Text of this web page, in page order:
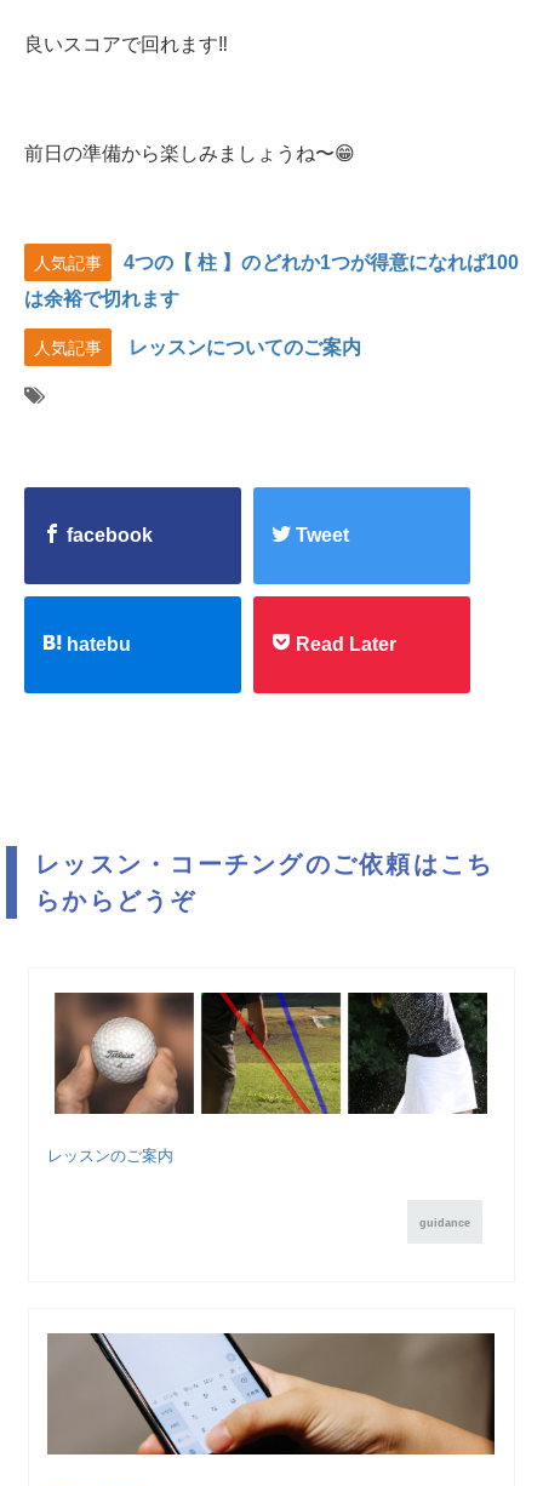
良いスコアで回れます‼️
前日の準備から楽しみましょうね〜😁
人気記事
4つの【 柱 】のどれか1つが得意になれば100
は余裕で切れます
人気記事 レッスンについてのご案内
facebook Tweet
hatebu Read Later
レッスン・コーチングのご依頼はこち
らからどうぞ
レッスンのご案内
guidance